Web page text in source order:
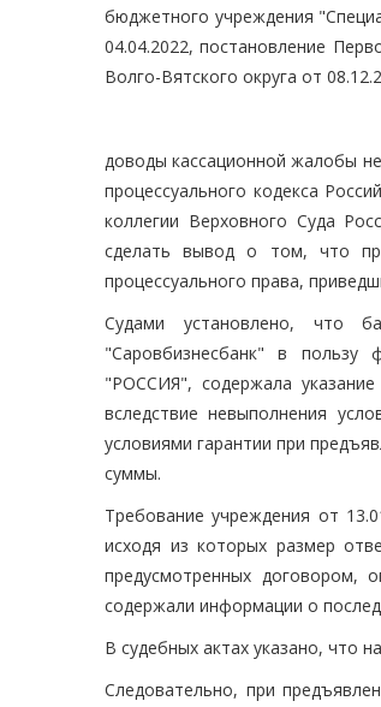
бюджетного учреждения
04.04.2022, постановление
Волго-Вятского округа от
доводы кассационной жалобы
процессуального кодекса
коллегии Верховного Суда
сделать вывод о том, что
процессуального права,
Судами установлено, что
"Саровбизнесбанк" в пользу
"РОССИЯ", содержала
вследствие невыполнения
условиями гарантии при
суммы.
Требование учреждения от
исходя из которых размер
предусмотренных
содержали информации о
В судебных актах указано, что
Следовательно, при